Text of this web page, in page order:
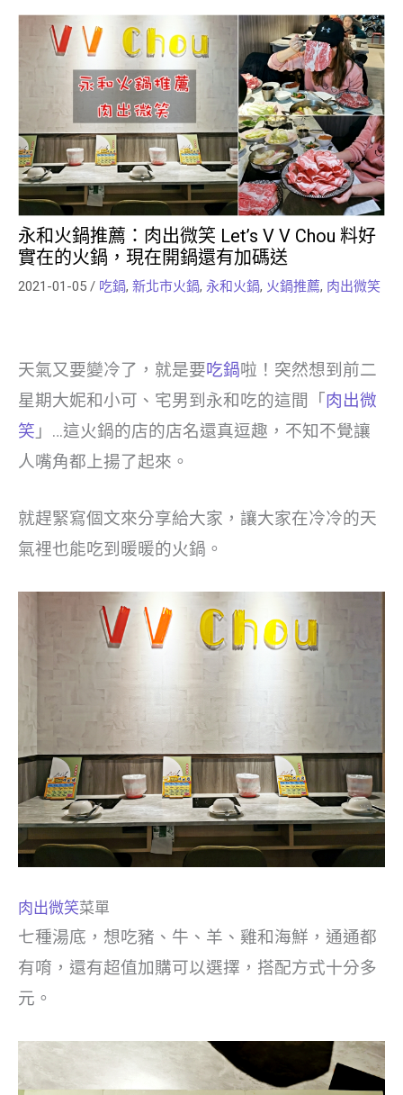
永和火鍋推薦：肉出微笑 Let’s V V Chou 料好
實在的火鍋，現在開鍋還有加碼送
2021-01-05 / 吃鍋, 新北市火鍋, 永和火鍋, 火鍋推薦, 肉出微笑
天氣又要變冷了，就是要吃鍋啦！突然想到前二
星期大妮和小可、宅男到永和吃的這間「肉出微
笑 」…這火鍋的店的店名還真逗趣，不知不覺讓
人嘴角都上揚了起來。
就趕緊寫個文來分享給大家，讓大家在冷冷的天
氣裡也能吃到暖暖的火鍋。
肉出微笑菜單
七種湯底，想吃豬、牛、羊、雞和海鮮，通通都
有唷，還有超值加購可以選擇，搭配方式十分多
元。